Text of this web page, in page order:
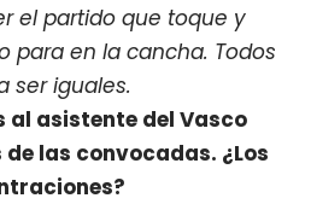
el partido que toque y
para en la cancha. Todos
ser iguales.
al asistente del Vasco
las convocadas. ¿Los